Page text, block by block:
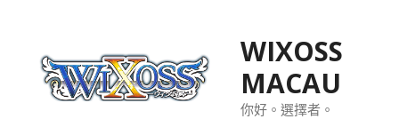
WIXOSS
MACAU
你好。選擇者。